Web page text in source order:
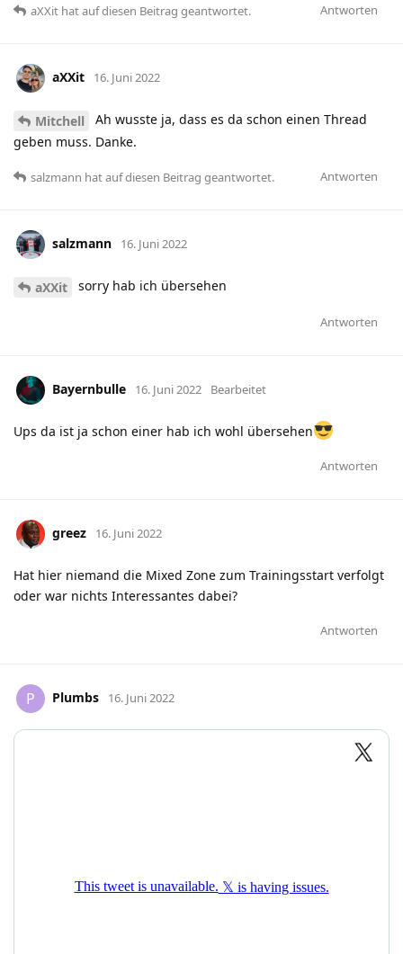
Antworten
aXXit hatauf diesen Beitrag geantwortet.
aXXit 16. Juni 2022
Mitchell
Ah wusste ja, dass es da schon einen Thread
geben muss. Danke.
Antworten
salzmann hatauf diesen Beitrag geantwortet.
salzmann 16. Juni 2022
aXXit sorry hab ich übersehen
Antworten
Bayernbulle 16. Juni 2022 Bearbeitet
Ups da ist ja schon einer hab ich wohl übersehen
Antworten
greez 16. Juni 2022
Hat hier niemand die Mixed Zone zum Trainingsstart verfolgt
oder war nichts Interessantes dabei?
Antworten
P Plumbs 16. Juni 2022